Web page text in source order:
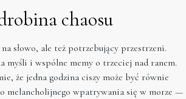
chaosu
słowo, ale też potrzebujący przestrzeni.
i wspólne memy o trzeciej nad ranem.
że jedna godzina ciszy może być równie
melancholijnego wpatrywania się w morze —